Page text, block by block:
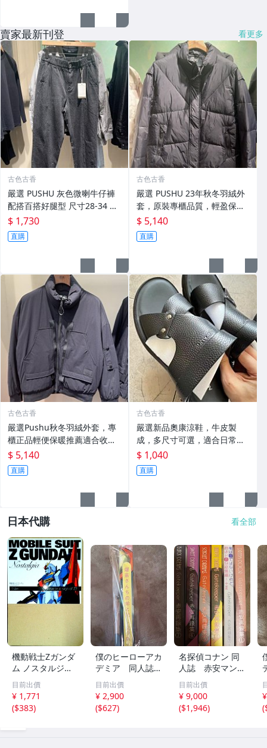
賣家最新刊登 看更多
古色古香
嚴選 PUSHU 灰色微喇牛仔褲
配搭百搭好腿型 尺寸28-34 灰
色牛仔褲 潮流穿搭 修身設計
$ 1,730
直購
古色古香
嚴選 PUSHU 23年秋冬羽絨外
套，原裝專櫃品質，輕盈保暖
適合過渡季穿搭 換季穿新衣 冬
秋 羽絨外套
$ 5,140
直購
古色古香
嚴選Pushu秋冬羽絨外套，專
櫃正品輕便保暖推薦適合收藏
秋冬羽絨 外套 保暖
$ 5,140
直購
古色古香
嚴選新品奧康涼鞋，牛皮製
成，多尺寸可選，適合日常搭
配收藏 涼鞋 牛皮 奧康
$ 1,040
直購
日本代購 看全部
機動戦士Zガンダ
ム ノスタルジア -
Believe in a sign
of Z ?-
目前出價
¥ 1,771
($383)
僕のヒーローアカ
デミア 同人誌
勝デクマンガ再録
本 爆豪×緑谷
勝デ 勝出
目前出價
¥ 2,900
($627)
名探偵コナン 同
人誌 赤安マンガ
再録本7冊セット
・ 赤井×安室
沖安 ライバボ
赤井×降谷
目前出價
¥ 9,000
($1,946)
(